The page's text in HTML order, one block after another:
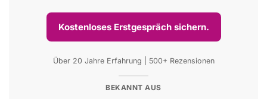
Kostenloses Erstgespräch sichern.
Über 20 Jahre Erfahrung | 500+ Rezensionen
BEKANNT AUS